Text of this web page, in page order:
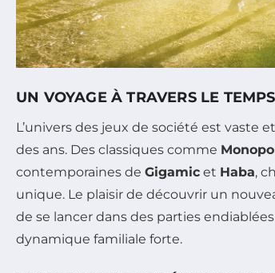
UN VOYAGE À TRAVERS LE TEMPS
L’univers des jeux de société est vaste
des ans. Des classiques comme
contemporaines de Gigamic et Haba,
unique. Le plaisir de découvrir un
de se lancer dans des parties
dynamique familiale forte.